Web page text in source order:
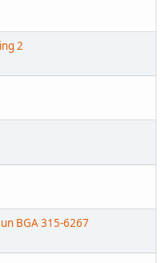
2
BGA 315-6267